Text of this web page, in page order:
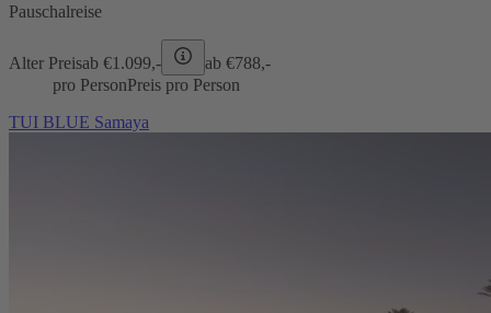
Pauschalreise
Alter Preisab €1.099,- ab €788,-
pro PersonPreis pro Person
TUI BLUE Samaya